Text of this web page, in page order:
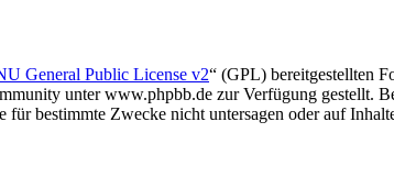
General Public License v2“ (GPL) bereitgestellten
unter www.phpbb.de zur Verfügung gestellt.
bestimmte Zwecke nicht untersagen oder auf